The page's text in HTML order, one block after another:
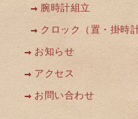
腕時計組立
クロック（置・掛時
お知らせ
アクセス
お問い合わせ